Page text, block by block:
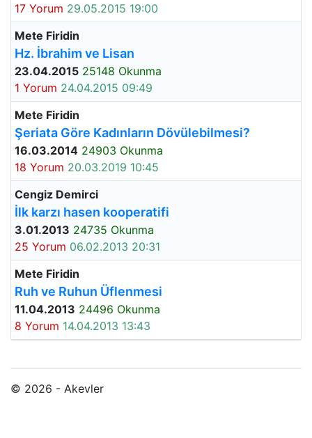
17 Yorum 29.05.2015 19:00
Mete Firidin
Hz. İbrahim ve Lisan
23.04.2015 25148 Okunma
1 Yorum 24.04.2015 09:49
Mete Firidin
Şeriata Göre Kadınların Dövülebilmesi?
16.03.2014 24903 Okunma
18 Yorum 20.03.2019 10:45
Cengiz Demirci
İlk karzı hasen kooperatifi
3.01.2013 24735 Okunma
25 Yorum 06.02.2013 20:31
Mete Firidin
Ruh ve Ruhun Üflenmesi
11.04.2013 24496 Okunma
8 Yorum 14.04.2013 13:43
© 2026 - Akevler